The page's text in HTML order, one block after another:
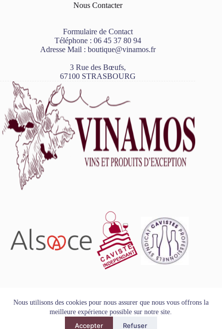
Nous utilisons des cookies pour nous assurer que nous vous offrons la
meilleure expérience possible sur notre site.
Accepter Refuser
Nous Contacter
Formulaire de Contact
Téléphone : 06 45 37 80 94
Adresse Mail : boutique@vinamos.fr
3 Rue des Bœufs,
67100 STRASBOURG
avec modération.
Tous droits réservés - Copyright VINAMOS © 2026